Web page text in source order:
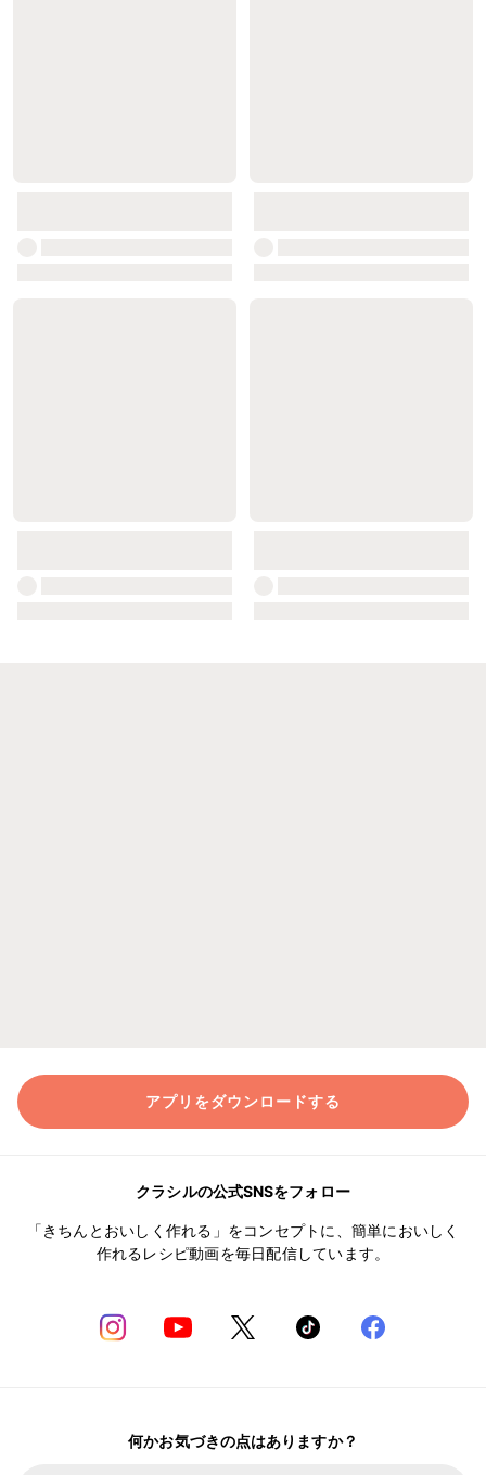
アプリをダウンロードする
クラシルの公式SNSをフォロー
「きちんとおいしく作れる」をコンセプトに、簡単においしく
作れるレシピ動画を毎日配信しています。
何かお気づきの点はありますか？